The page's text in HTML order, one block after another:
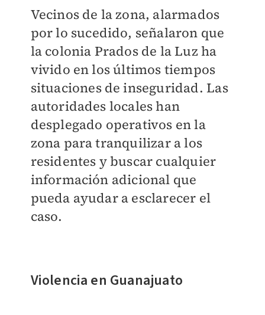
Vecinos de la zona, alarmados
por lo sucedido, señalaron que
la colonia Prados de la Luz ha
vivido en los últimos tiempos
situaciones de inseguridad. Las
autoridades locales han
desplegado operativos en la
zona para tranquilizar a los
residentes y buscar cualquier
información adicional que
pueda ayudar a esclarecer el
caso.
Violencia en Guanajuato